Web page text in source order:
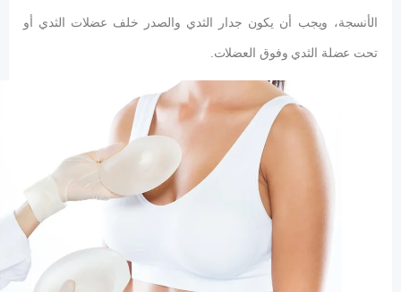
الأنسجة، ويجب أن يكون جدار الثدي والصدر خلف عضلات الثدي أو
تحت عضلة الثدي وفوق العضلات.